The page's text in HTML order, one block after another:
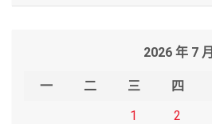
2026 年 7 月
一 二 三 四
1
2